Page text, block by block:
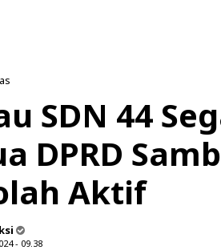
SDN 44
DPRD
Aktif
- 09.38